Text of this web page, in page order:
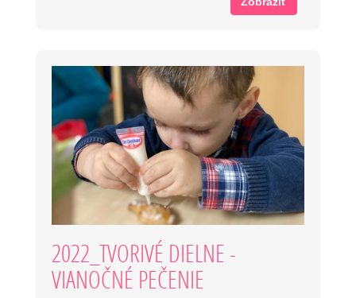
2022_TVORIVÉ DIELNE -
VIANOČNÉ PEČENIE